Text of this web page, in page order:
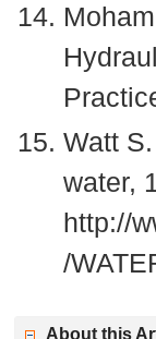
Watt
water,
http://
/
About this